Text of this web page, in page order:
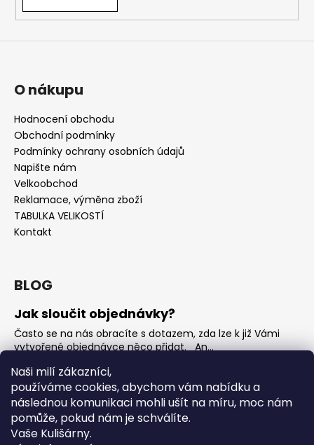
Naši milí zákazníci,
používáme cookies, abychom vám nabídku a
následnou komunikaci mohli ušít na míru, moc nám
pomůže, pokud nám je schválíte.
Vaše Kulišárny.
O nákupu
Hodnocení obchodu
Obchodní podmínky
Podmínky ochrany osobních údajů
Napište nám
Velkoobchod
Reklamace, výměna zboží
TABULKA VELIKOSTÍ
Kontakt
BLOG
Jak sloučit objednávky?
Často se na nás obracíte s dotazem, zda lze k již Vámi
vytvořené objednávce něco přidat. An...
Jak vybrat rostoucí overal na jaro?
Nejčastější otázka, kterou od Vás teď dostáváme je, jak
vybrat rostoucí overal na nadcházející jarní...
OVERALY jaké jsou mezi nimi rozdíly
Overaly jsou velmi oblíbeným kouskem. Snadno se